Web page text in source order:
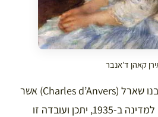
קאהן ד’אנבר
סור מארן עבר בירושה לבנו שארל (Charles d’Anvers) אשר
תרם את השאטו ותכולתו למדינה ב-1935, יתכן ועובדה זו